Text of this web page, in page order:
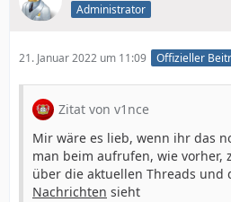
Administrator
21. Januar 2022 um 11:09 Offizieller
Zitat von v1nce
Mir wäre es lieb, wenn ihr das
man beim aufrufen, wie vorher,
über die aktuellen Threads und
Nachrichten sieht